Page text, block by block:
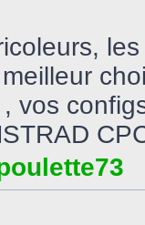
vos